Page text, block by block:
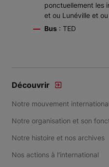
ponctuellement les
et ou Lunéville et
Bus : TED
Découvrir
Notre mouvement international
Notre organisation et son
Notre histoire et nos archives
Nos actions à l'international